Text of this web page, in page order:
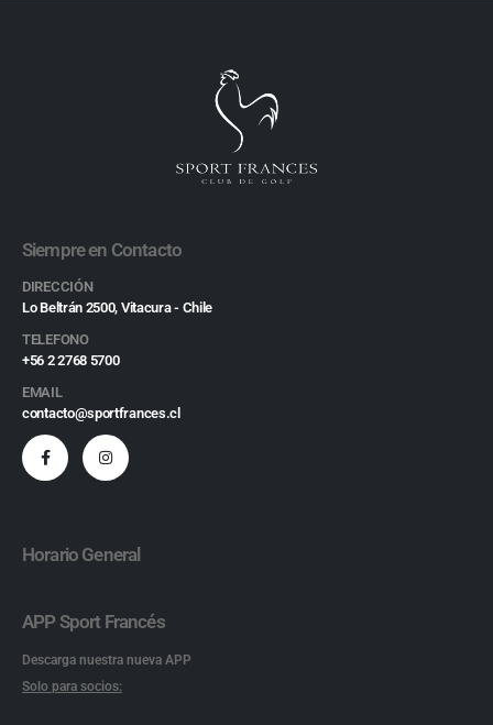
Siempre en Contacto
DIRECCIÓN
Lo Beltrán 2500, Vitacura - Chile
TELEFONO
+56 2 2768 5700
EMAIL
contacto@sportfrances.cl
Horario General
APP Sport Francés
Descarga nuestra nueva APP
Solo para socios: